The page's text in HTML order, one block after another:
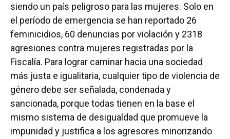
siendo un país peligroso para las mujeres. Solo en
el período de emergencia se han reportado 26
feminicidios, 60 denuncias por violación y 2318
agresiones contra mujeres registradas por la
Fiscalía. Para lograr caminar hacia una sociedad
más justa e igualitaria, cualquier tipo de violencia de
género debe ser señalada, condenada y
sancionada, porque todas tienen en la base el
mismo sistema de desigualdad que promueve la
impunidad y justifica a los agresores minorizando